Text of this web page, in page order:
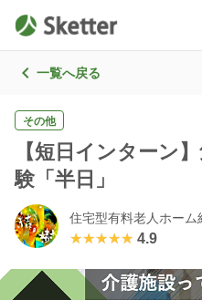
一覧へ戻る
その他
【短日インターン
験「半日」
住宅型有料老人ホーム
★★★★★
★★★★★ 4.9